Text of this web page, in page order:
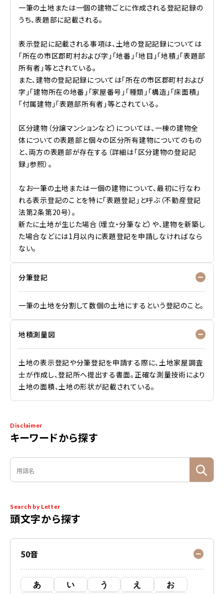
Disclaimer
キーワードから探す
Search by Letter
頭文字から探す
50音
あ い う え
お
一筆の土地または一個の建物ごとに作成される登記記録の
うち、表題部に記載される。
表示登記に記載される事項は、土地の登記記録については
「所在の市区郡町村および字」「地番」「地目」「地積」「表題部
所有者」等とされている。
また、建物の登記記録については「所在の市区郡町村および
字」「建物所在の地番」「家屋番号」「種類」「構造」「床面積」
「付属建物」「表題部所有者」等とされている。
区分建物（分譲マンションなど）については、一棟の建物全
体についての表題部と個々の区分所有建物についてのもの
と、両方の表題部が存在する（詳細は「区分建物の登記記
録」参照）。
なお一筆の土地または一個の建物について、最初に行なわ
れる表示登記のことを特に「表題登記」と呼ぶ（不動産登記
法第2条第20号）。
新たに土地が生じた場合（埋立・分筆など）や、建物を新築し
た場合などには1月以内に表題登記を申請しなければなら
ない。
分筆登記
一筆の土地を分割して数個の土地にするという登記のこと。
地積測量図
土地の表示登記や分筆登記を申請する際に、土地家屋調査
士が作成し、登記所へ提出する書面。正確な測量技術により
土地の面積、土地の形状が記載されている。